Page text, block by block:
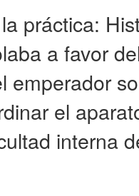
práctica:
a favor
emperador
el
interna